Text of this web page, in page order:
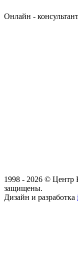
Онлайн - консультант
1998 - 2026 © Центр
защищены.
Дизайн и разработка